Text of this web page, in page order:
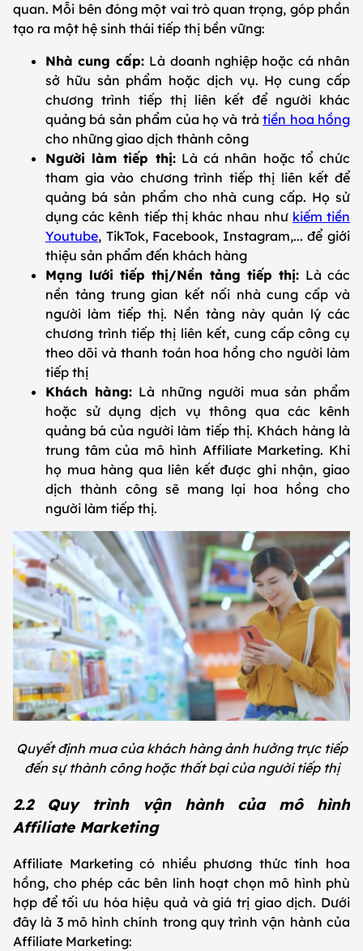
quan. Mỗi bên đóng một vai trò quan trọng, góp phần
tạo ra một hệ sinh thái tiếp thị bền vững:
Nhà cung cấp: Là doanh nghiệp hoặc cá nhân
sở hữu sản phẩm hoặc dịch vụ. Họ cung cấp
chương trình tiếp thị liên kết để người khác
quảng bá sản phẩm của họ và trảtiền hoa hồng
cho những giao dịch thành công
Người làm tiếp thị:Là cá nhân hoặc tổ chức
tham gia vào chương trình tiếp thị liên kết để
quảng bá sản phẩm cho nhà cung cấp. Họ sử
dụng các kênh tiếp thị khác nhau như kiếm tiền
Youtube, TikTok, Facebook, Instagram,... để giới
thiệu sản phẩm đến khách hàng
Mạng lưới tiếp thị/Nền tảng tiếp thị: Là các
nền tảng trung gian kết nối nhà cung cấp và
người làm tiếp thị. Nền tảng này quản lý các
chương trình tiếp thị liên kết, cung cấp công cụ
theo dõi và thanh toán hoa hồng cho người làm
tiếp thị
Khách hàng: Là những người mua sản phẩm
hoặc sử dụng dịch vụ thông qua các kênh
quảng bá của người làm tiếp thị. Khách hàng là
trung tâm của mô hình Affiliate Marketing. Khi
họ mua hàng qua liên kết được ghi nhận, giao
dịch thành công sẽ mang lại hoa hồng cho
người làm tiếp thị.
Quyết định mua của khách hàng ảnh hưởng trực tiếp
đến sự thành công hoặc thất bại của người tiếp thị
2.2 Quy trình vận hành của mô hình
Affiliate Marketing
Affiliate Marketing có nhiều phương thức tính hoa
hồng, cho phép các bên linh hoạt chọn mô hình phù
hợp để tối ưu hóa hiệu quả và giá trị giao dịch. Dưới
đây là 3 mô hình chính trong quy trình vận hành của
Affiliate Marketing: